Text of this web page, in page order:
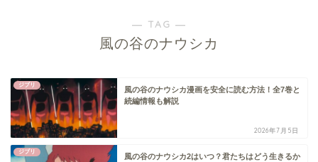
― TAG ―
風の谷のナウシカ
ジブリ
風の谷のナウシカ漫画を安全に読む方法！全7巻と
続編情報も解説
2026年7月5日
ジブリ
風の谷のナウシカ2はいつ？君たちはどう生きるか